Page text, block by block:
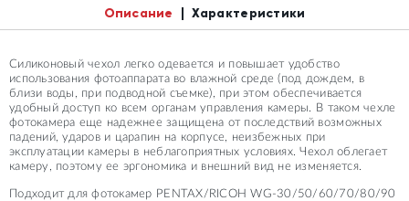
Описание Характеристики
Силиконовый чехол легко одевается и повышает удобство
использования фотоаппарата во влажной среде (под дождем, в
близи воды, при подводной съемке), при этом обеспечивается
удобный доступ ко всем органам управления камеры. В таком чехле
фотокамера еще надежнее защищена от последствий возможных
падений, ударов и царапин на корпусе, неизбежных при
эксплуатации камеры в неблагоприятных условиях. Чехол облегает
камеру, поэтому ее эргономика и внешний вид не изменяется.
Подходит для фотокамер PENTAX/RICOH WG-30/50/60/70/80/90